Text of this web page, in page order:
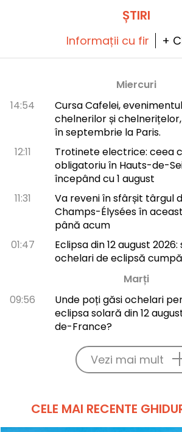
ȘTIRI
Informații cu fir +
Miercuri
14:54
Cursa Cafelei,
chelnerilor și
în septembrie la Paris.
12:11
Trotinete electrice: ceea
obligatoriu în Hauts-de-
începând cu 1 august
11:31
Va reveni în sfârșit târgul
Champs-Élysées în
până acum
01:47
Eclipsa din 12 august
ochelari de eclipsă
Marți
09:56
Unde poți găsi ochelari
eclipsa solară din 12
de-France?
Vezi mai mult
CELE MAI RECENTE